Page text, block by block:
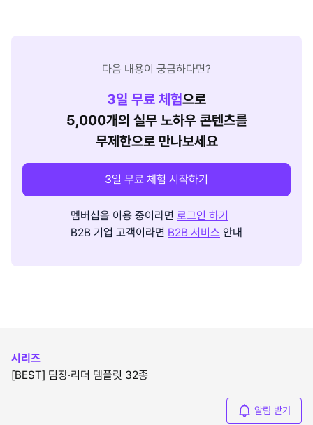
다음 내용이 궁금하다면?
3일 무료 체험으로
5,000개의 실무 노하우 콘텐츠를
무제한으로 만나보세요
3일 무료 체험 시작하기
멤버십을 이용 중이라면 로그인 하기
B2B 기업 고객이라면 B2B 서비스 안내
시리즈
[BEST] 팀장·리더 템플릿 32종
알림 받기